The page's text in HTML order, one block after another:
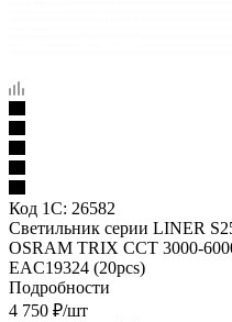
Код 1С: 26582
Светильник серии LINER
OSRAM TRIX ССТ 3000-
EAC19324 (20pcs)
Подробности
4 750 ₽/шт